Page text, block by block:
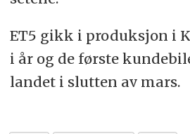
ET5 gikk i produksjon i
i år og de første
landet i slutten av mars.